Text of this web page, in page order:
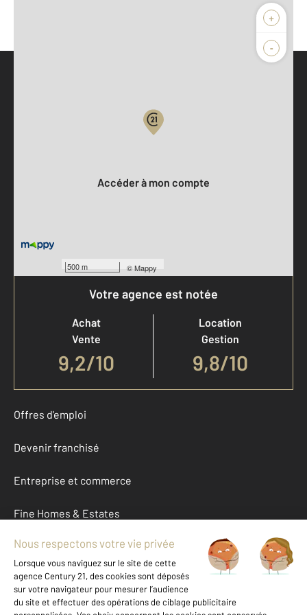
+
-
500 m ©Mappy
Accéder à mon compte
Votre agence est notée
Achat
Vente
9,2/10
Location
Gestion
9,8/10
Offres d'emploi
Devenir franchisé
Entreprise et commerce
Fine Homes & Estates
À propos
International
Nous contacter